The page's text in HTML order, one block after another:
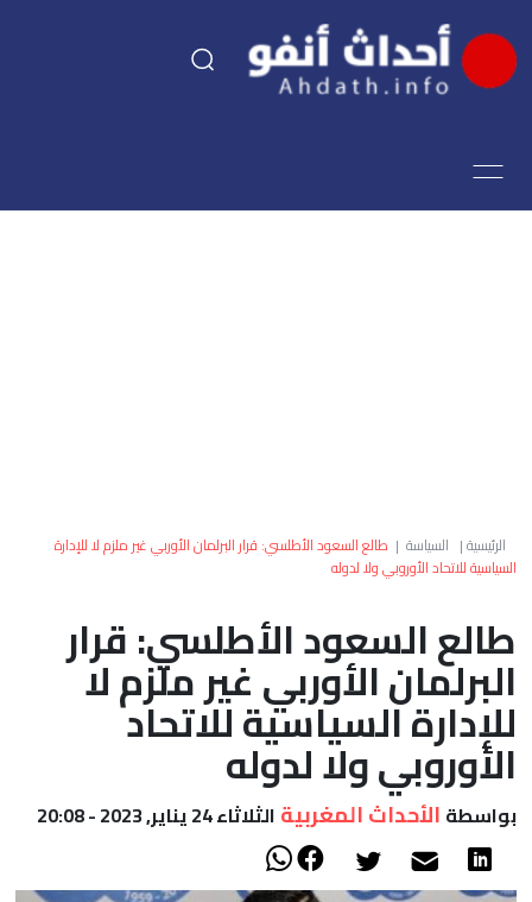
اقتصاد
العالم
الصحراء
الرئيسية| السياسة | طالع السعود الأطلسي: قرار البرلمان الأوربي غير ملزم لا للإدارة
السياسية للاتحاد الأوروبي ولا لدوله
طالع السعود الأطلسي: قرار
البرلمان الأوربي غير ملزم لا
للإدارة السياسية للاتحاد
الأوروبي ولا لدوله
بواسطة الأحداث المغربية الثلاثاء 24 يناير, 2023 - 20:08